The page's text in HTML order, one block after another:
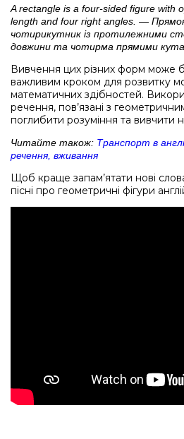
A rectangle is a four-sided figure with
length and four right angles. —
чотирикутник із протилежними
довжини та чотирма прямими
Вивчення цих різних форм може
важливим кроком для розвитку
математичних здібностей.
речення, пов’язані з
поглибити розуміння та вивчити
Читайте також: Транспорт в
речення, вживання
Щоб краще запам’ятати нові
пісні про геометричні фігури